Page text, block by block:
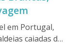
em Portugal,
caiadas de
rurais